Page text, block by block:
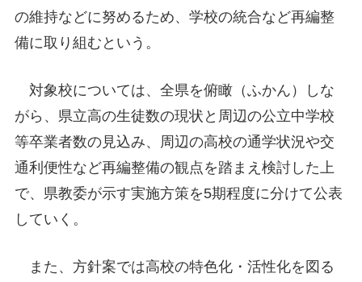
の維持などに努めるため、学校の統合など再編整
備に取り組むという。
対象校については、全県を俯瞰（ふかん）しな
がら、県立高の生徒数の現状と周辺の公立中学校
等卒業者数の見込み、周辺の高校の通学状況や交
通利便性など再編整備の観点を踏まえ検討した上
で、県教委が示す実施方策を5期程度に分けて公表
していく。
また、方針案では高校の特色化・活性化を図る